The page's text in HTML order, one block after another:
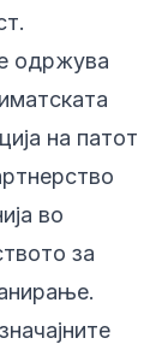
одржува
на патот
во
за